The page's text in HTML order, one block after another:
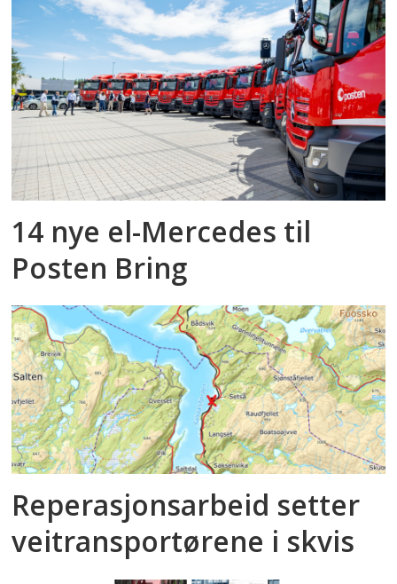
14 nye el-Mercedes til
Posten Bring
Reperasjonsarbeid setter
veitransportørene i skvis